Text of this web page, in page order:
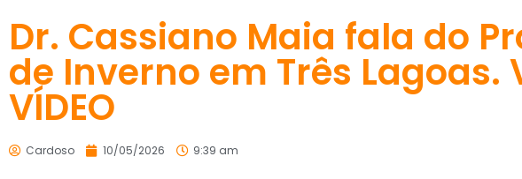
Dr. Cassiano Maia fala do
de Inverno em Três Lagoas.
VÍDEO
Cardoso 10/05/2026 9:39 am